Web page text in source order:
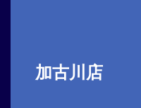
加古川店